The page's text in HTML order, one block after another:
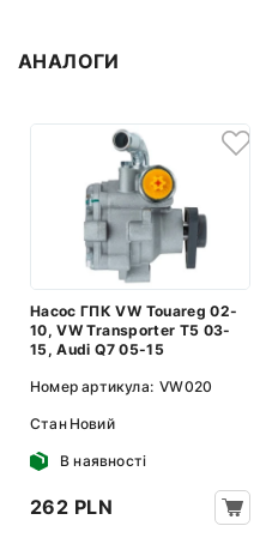
АНАЛОГИ
Насос ГПК VW Touareg 02-
10, VW Transporter T5 03-
15, Audi Q7 05-15
Номер артикула: VW020
Стан Новий
В наявності
262 PLN